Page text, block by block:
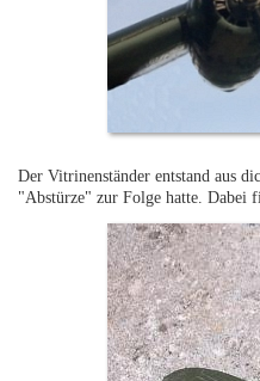
Der Vitrinenständer entstand aus
"Abstürze" zur Folge hatte. Dabei